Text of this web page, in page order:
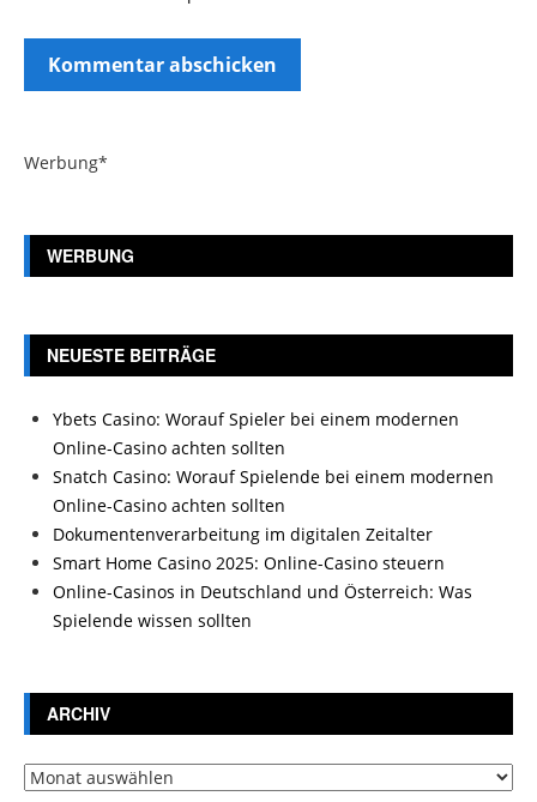
Werbung*
WERBUNG
NEUESTE BEITRÄGE
Ybets Casino: Worauf Spieler bei einem modernen
Online-Casino achten sollten
Snatch Casino: Worauf Spielende bei einem modernen
Online-Casino achten sollten
Dokumentenverarbeitung im digitalen Zeitalter
Smart Home Casino 2025: Online-Casino steuern
Online-Casinos in Deutschland und Österreich: Was
Spielende wissen sollten
ARCHIV
Archiv